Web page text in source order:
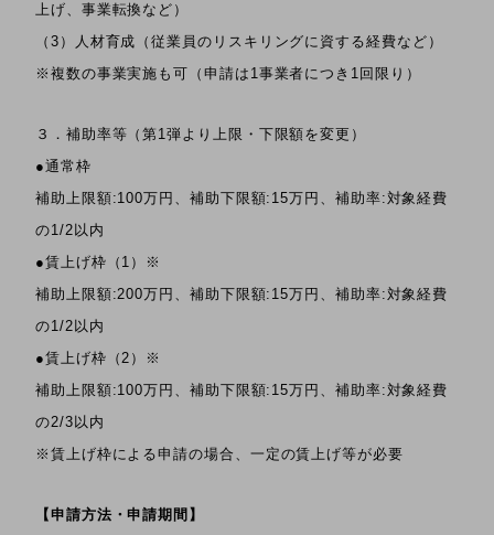
上げ、事業転換など）
（3）人材育成（従業員のリスキリングに資する経費など）
※複数の事業実施も可（申請は1事業者につき1回限り）
３．補助率等（第1弾より上限・下限額を変更）
●通常枠
補助上限額:100万円、補助下限額:15万円、補助率:対象経費
の1/2以内
●賃上げ枠（1）※
補助上限額:200万円、補助下限額:15万円、補助率:対象経費
の1/2以内
●賃上げ枠（2）※
補助上限額:100万円、補助下限額:15万円、補助率:対象経費
の2/3以内
※賃上げ枠による申請の場合、一定の賃上げ等が必要
【申請方法・申請期間】